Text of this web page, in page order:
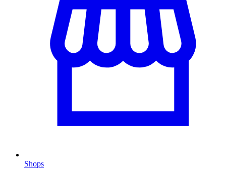
Shops